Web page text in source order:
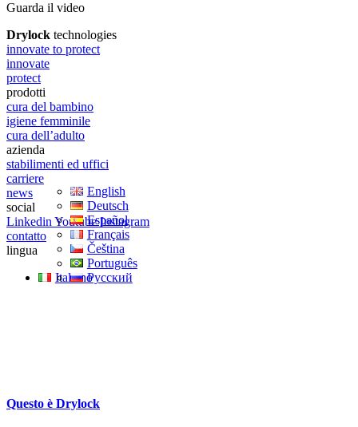
Guarda il video
Drylock technologies
innovate to protect
innovate
protect
prodotti
cura del bambino
igiene femminile
cura dell’adulto
azienda
stabilimenti ed uffici
carriere
news
social
Linkedin Youtube Instagram
contatto
lingua
Italiano
English
Deutsch
Español
Français
Čeština
Português
Русский
Questo è Drylock